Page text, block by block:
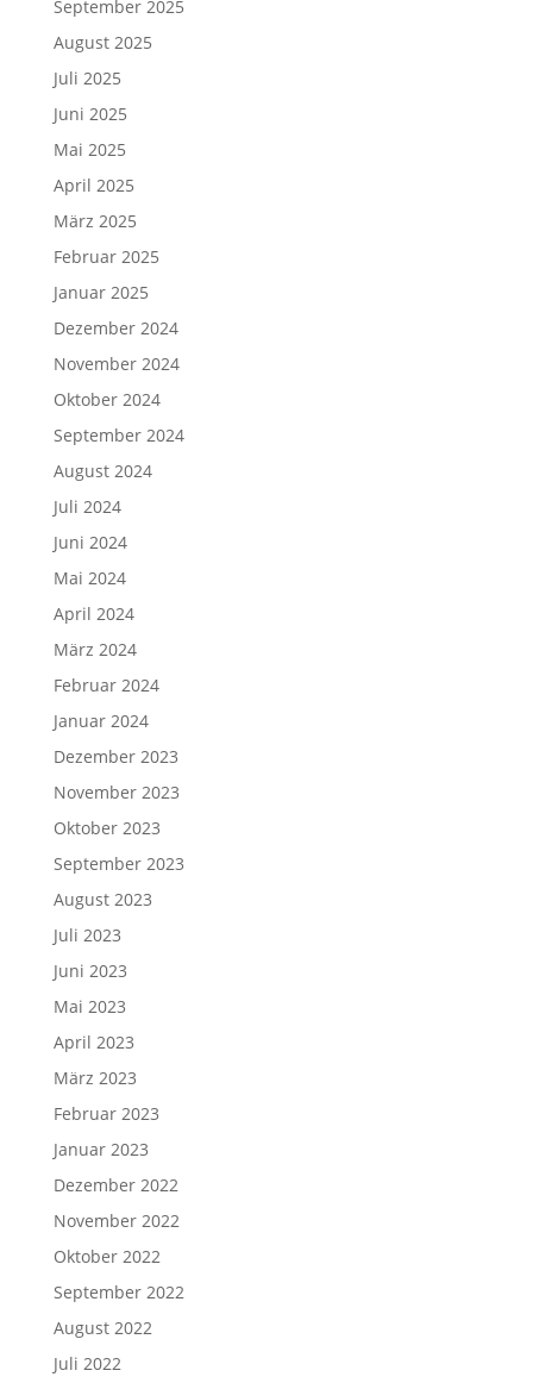
September 2025
August 2025
Juli 2025
Juni 2025
Mai 2025
April 2025
März 2025
Februar 2025
Januar 2025
Dezember 2024
November 2024
Oktober 2024
September 2024
August 2024
Juli 2024
Juni 2024
Mai 2024
April 2024
März 2024
Februar 2024
Januar 2024
Dezember 2023
November 2023
Oktober 2023
September 2023
August 2023
Juli 2023
Juni 2023
Mai 2023
April 2023
März 2023
Februar 2023
Januar 2023
Dezember 2022
November 2022
Oktober 2022
September 2022
August 2022
Juli 2022